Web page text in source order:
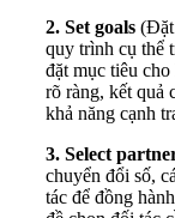
2. Set goals (Đặt
quy trình cụ thể
đặt mục tiêu
rõ ràng, kết quả
khả năng cạnh
3. Select
chuyển đổi số,
tác để đồng